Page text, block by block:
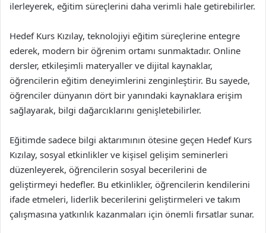
ilerleyerek, eğitim süreçlerini daha verimli hale getirebilirler.
Hedef Kurs Kızılay, teknolojiyi eğitim süreçlerine entegre
ederek, modern bir öğrenim ortamı sunmaktadır. Online
dersler, etkileşimli materyaller ve dijital kaynaklar,
öğrencilerin eğitim deneyimlerini zenginleştirir. Bu sayede,
öğrenciler dünyanın dört bir yanındaki kaynaklara erişim
sağlayarak, bilgi dağarcıklarını genişletebilirler.
Eğitimde sadece bilgi aktarımının ötesine geçen Hedef Kurs
Kızılay, sosyal etkinlikler ve kişisel gelişim seminerleri
düzenleyerek, öğrencilerin sosyal becerilerini de
geliştirmeyi hedefler. Bu etkinlikler, öğrencilerin kendilerini
ifade etmeleri, liderlik becerilerini geliştirmeleri ve takım
çalışmasına yatkınlık kazanmaları için önemli fırsatlar sunar.